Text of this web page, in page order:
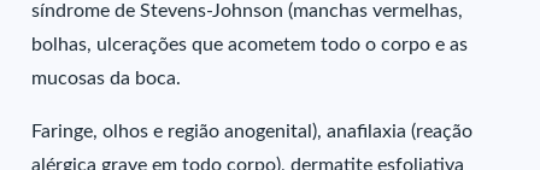
síndrome de Stevens-Johnson (manchas vermelhas,
bolhas, ulcerações que acometem todo o corpo e as
mucosas da boca.
Faringe, olhos e região anogenital), anafilaxia (reação
alérgica grave em todo corpo), dermatite esfoliativa